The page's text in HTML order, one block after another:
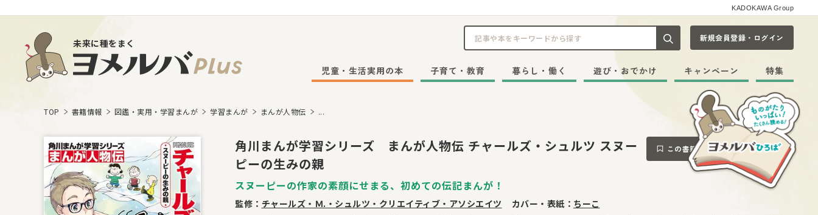
KADOKAWA Group
未来に種をまく 記事や本をキーワードから探す
新規会員登録・ログイン
児童・生活実用の本 子育て・教育 暮らし・働く 遊び・おでかけ キャンペーン 特集
TOP 書籍情報 図鑑・実用・学習まんが 学習まんが まんが人物伝 ...
角川まんが学習シリーズ まんが人物伝 チャールズ・シュルツ スヌー
ピーの生みの親
この書籍をブックマークする
スヌーピーの作家の素顔にせまる、初めての伝記まんが！
監修： チャールズ・Ｍ.・シュルツ・クリエイティブ・アソシエイツ カバー・表紙： ちーこ